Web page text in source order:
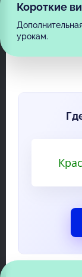
Короткие
урокам.